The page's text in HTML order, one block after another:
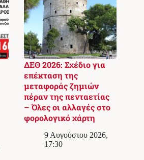
ΔΕΘ 2026: Σχέδιο για
επέκταση της
μεταφοράς ζημιών
πέραν της πενταετίας
– Όλες οι αλλαγές στο
φορολογικό χάρτη
9 Αυγούστου 2026,
17:30